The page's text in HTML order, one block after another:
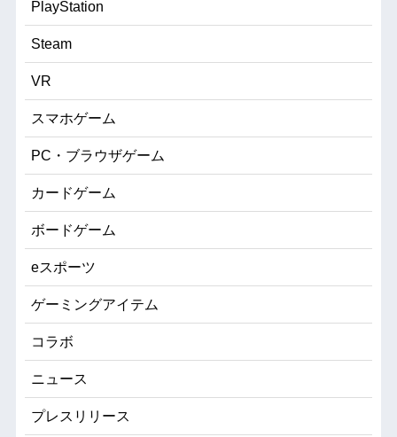
PlayStation
Steam
VR
スマホゲーム
PC・ブラウザゲーム
カードゲーム
ボードゲーム
eスポーツ
ゲーミングアイテム
コラボ
ニュース
プレスリリース